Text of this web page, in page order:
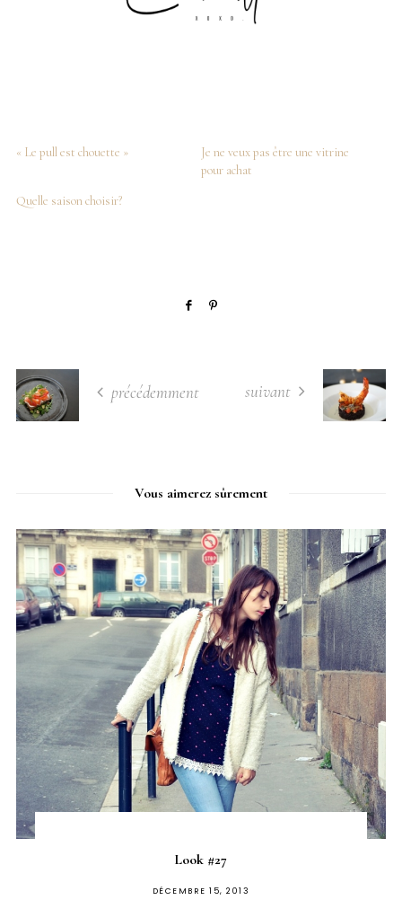
« Le pull est chouette »
Je ne veux pas être une vitrine
pour achat
Quelle saison choisir?
précédemment suivant
Vous aimerez sûrement
Look #27
PUBLIÉ
DÉCEMBRE 15, 2013